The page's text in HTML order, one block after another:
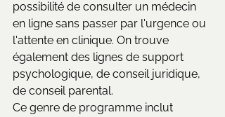
possibilité de consulter un médecin
en ligne sans passer par l'urgence ou
l'attente en clinique. On trouve
également des lignes de support
psychologique, de conseil juridique,
de conseil parental.
Ce genre de programme inclut